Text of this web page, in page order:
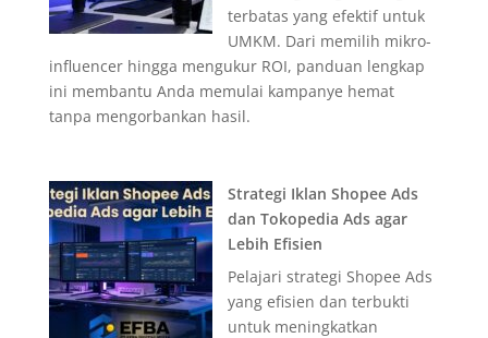
terbatas yang efektif untuk
UMKM. Dari memilih mikro-
influencer hingga mengukur ROI, panduan lengkap
ini membantu Anda memulai kampanye hemat
tanpa mengorbankan hasil.
Strategi Iklan Shopee Ads
dan Tokopedia Ads agar
Lebih Efisien
Pelajari strategi Shopee Ads
yang efisien dan terbukti
untuk meningkatkan